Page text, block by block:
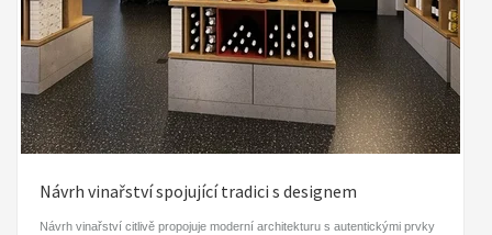
Návrh vinařství spojující tradici s designem
Návrh vinařství citlivě propojuje moderní architekturu s autentickými prvky